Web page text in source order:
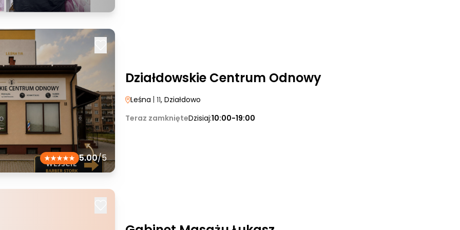
5.00/5
Działdowskie Centrum Odnowy
Leśna | 11, Działdowo
Teraz zamknięteDzisiaj:10:00-19:00